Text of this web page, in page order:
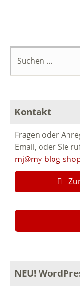
Kontakt
Fragen oder
Email, oder Sie
mj@my-blog-
NEU!